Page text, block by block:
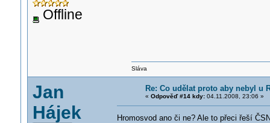
Offline
Sláva
Jan
Hájek
Re: Co udělat proto aby nebyl u
« Odpověď #14 kdy:04.11.2008, 23:06 »
Hromosvod ano či ne? Ale to přeci řeší